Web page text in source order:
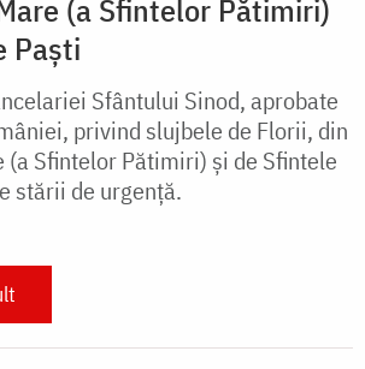
(a Sfintelor Pătimiri)
Paşti
Sfântului Sinod, aprobate
privind slujbele de Florii, din
(a Sfintelor Pătimiri) şi de Sfintele
stării de urgenţă.